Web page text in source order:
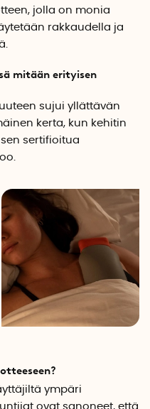
jolla on monia
rakkaudella ja
mitään erityisen
sujui yllättävän
kerta, kun kehitin
sertifioitua
ympäri
ovat sanoneet, että